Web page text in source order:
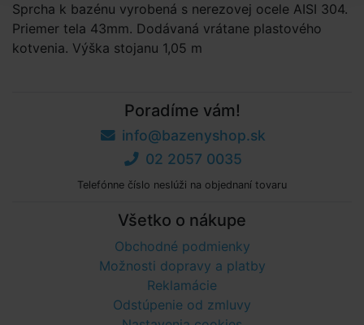
Sprcha k bazénu vyrobená s nerezovej ocele AISI 304.
Priemer tela 43mm. Dodávaná vrátane plastového
kotvenia. Výška stojanu 1,05 m
Poradíme vám!
info@bazenyshop.sk
02 2057 0035
Telefónne číslo neslúži na objednaní tovaru
Všetko o nákupe
Obchodné podmienky
Možnosti dopravy a platby
Reklamácie
Odstúpenie od zmluvy